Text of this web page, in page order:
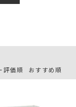
評価順 おすすめ順